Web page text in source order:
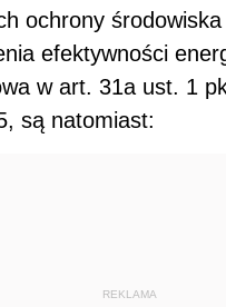
ochrony
efektywności
w art. 31a ust. 1
są natomiast:
REKLAMA